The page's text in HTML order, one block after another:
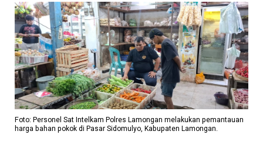
Foto: Personel Sat Intelkam Polres Lamongan melakukan pemantauan
harga bahan pokok di Pasar Sidomulyo, Kabupaten Lamongan.